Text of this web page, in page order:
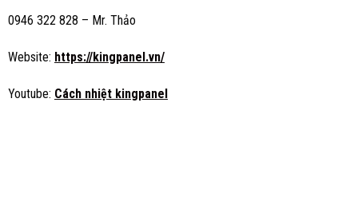
0946 322 828 – Mr. Thảo
Website: https://kingpanel.vn/
Youtube: Cách nhiệt kingpanel